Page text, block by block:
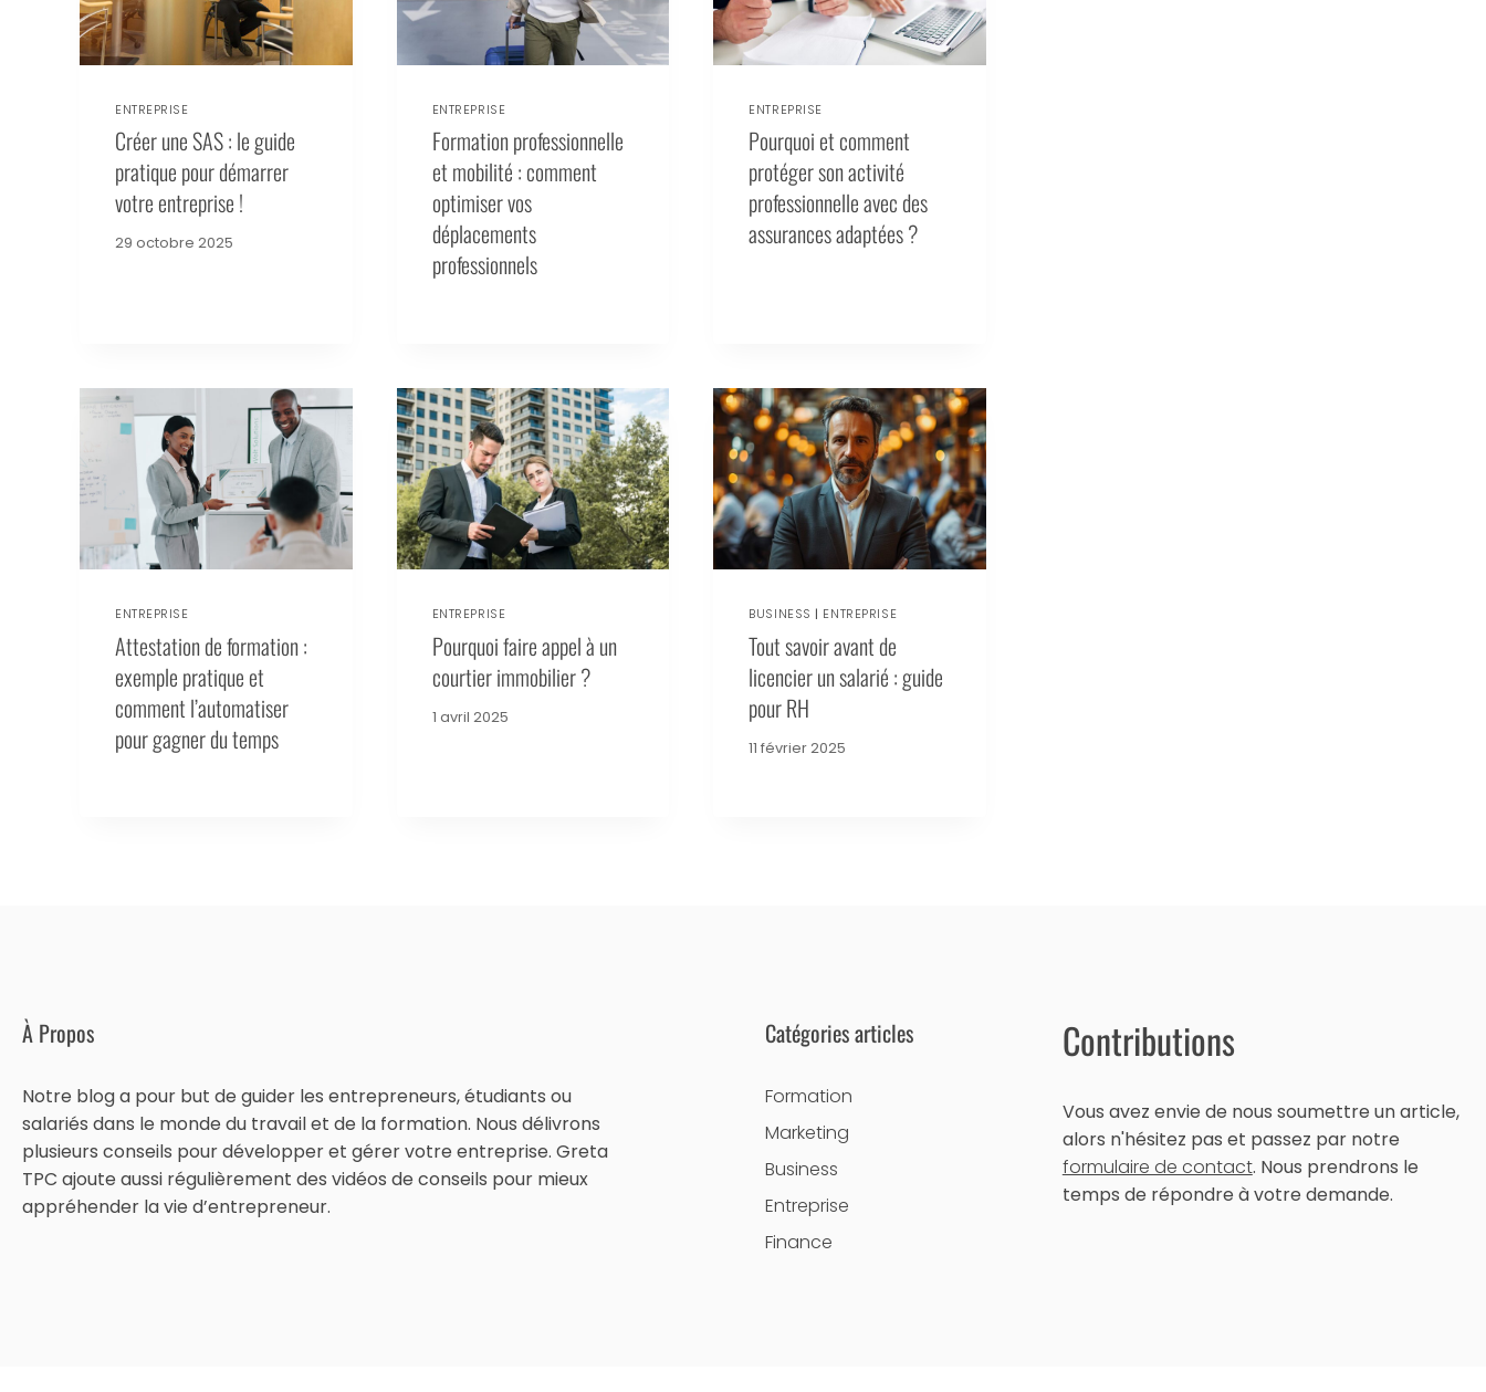
ENTREPRISE
Créer une SAS : le guide
pratique pour démarrer
votre entreprise !
29 octobre 2025
ENTREPRISE
Formation professionnelle
et mobilité : comment
optimiser vos
déplacements
professionnels
ENTREPRISE
Pourquoi et comment
protéger son activité
professionnelle avec des
assurances adaptées ?
ENTREPRISE
Attestation de formation :
exemple pratique et
comment l’automatiser
pour gagner du temps
ENTREPRISE
Pourquoi faire appel à un
courtier immobilier ?
1 avril 2025
BUSINESS | ENTREPRISE
Tout savoir avant de
licencier un salarié : guide
pour RH
11 février 2025
À Propos
Notre blog a pour but de guider les entrepreneurs, étudiants ou
salariés dans le monde du travail et de la formation. Nous délivrons
plusieurs conseils pour développer et gérer votre entreprise. Greta
TPC ajoute aussi régulièrement des vidéos de conseils pour mieux
appréhender la vie d’entrepreneur.
Catégories articles
Formation
Marketing
Business
Entreprise
Finance
Contributions
Vous avez envie de nous soumettre un article,
alors n'hésitez pas et passez par notre
formulaire de contact. Nous prendrons le
temps de répondre à votre demande.